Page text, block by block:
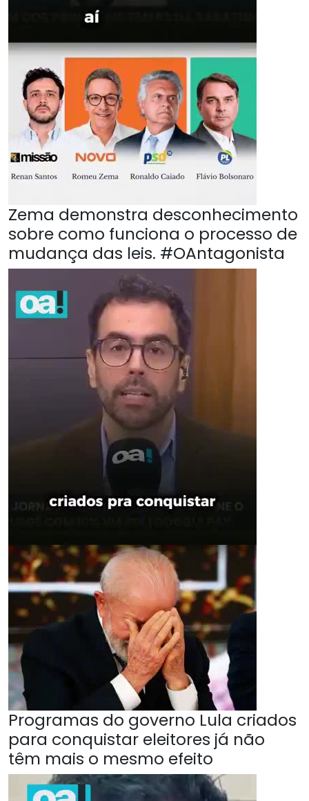
Zema demonstra desconhecimento
sobre como funciona o processo de
mudança das leis. #OAntagonista
Programas do governo Lula criados
para conquistar eleitores já não
têm mais o mesmo efeito